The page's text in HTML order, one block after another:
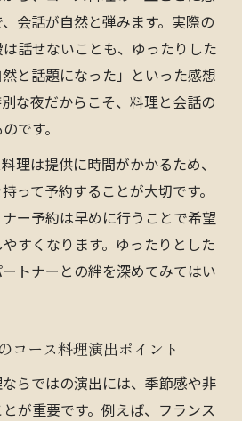
会話が自然と弾みます。実際の
話せないことも、ゆったりした
と話題になった」といった感想
な夜だからこそ、料理と会話の
です。
理は提供に時間がかかるため、
って予約することが大切です。
ー予約は早めに行うことで希望
すくなります。ゆったりとした
トナーとの絆を深めてみてはい
コース料理演出ポイント
らではの演出には、季節感や非
が重要です。例えば、フランス